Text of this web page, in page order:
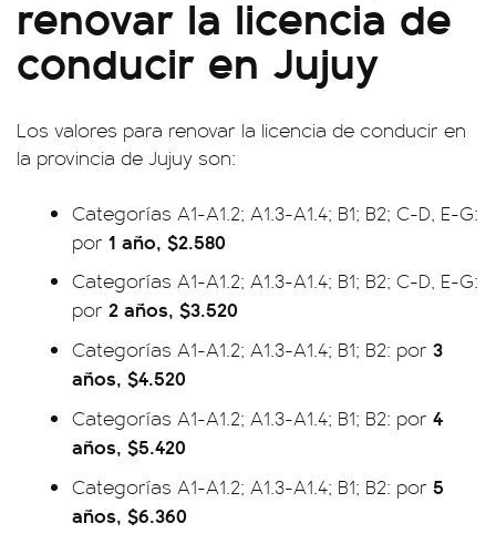
renovar la licencia de
conducir en Jujuy
Los valores para renovar la licencia de conducir en
la provincia de Jujuy son:
Categorías A1-A1.2; A1.3-A1.4; B1; B2; C-D, E-G:
por 1 año, $2.580
Categorías A1-A1.2; A1.3-A1.4; B1; B2; C-D, E-G:
por 2 años, $3.520
Categorías A1-A1.2; A1.3-A1.4; B1; B2: por 3
años, $4.520
Categorías A1-A1.2; A1.3-A1.4; B1; B2: por 4
años, $5.420
Categorías A1-A1.2; A1.3-A1.4; B1; B2: por 5
años, $6.360